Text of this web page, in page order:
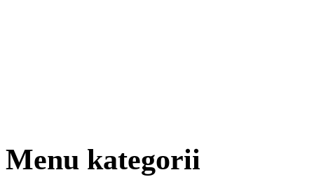
Menu kategorii